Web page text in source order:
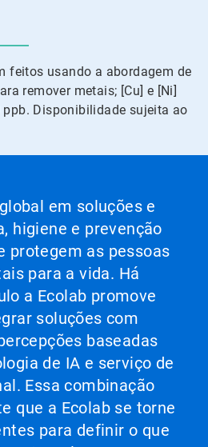
feitos usando a abordagem de
remover metais; [Cu] e [Ni]
Disponibilidade sujeita ao
em soluções e
higiene e prevenção
protegem as pessoas
para a vida. Há
a Ecolab promove
soluções com
baseadas
de IA e serviço de
Essa combinação
que a Ecolab se torne
para definir o que